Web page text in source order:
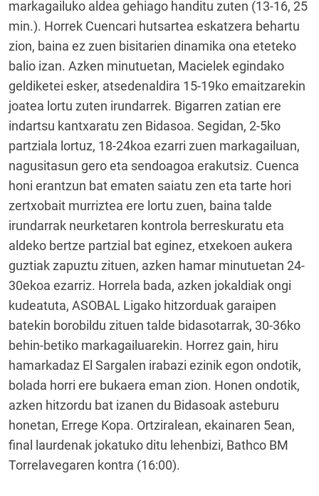
markagailuko aldea gehiago handitu zuten (13-16, 25
min.). Horrek Cuencari hutsartea eskatzera behartu
zion, baina ez zuen bisitarien dinamika ona eteteko
balio izan. Azken minutuetan, Macielek egindako
geldiketei esker, atsedenaldira 15-19ko emaitzarekin
joatea lortu zuten irundarrek. Bigarren zatian ere
indartsu kantxaratu zen Bidasoa. Segidan, 2-5ko
partziala lortuz, 18-24koa ezarri zuen markagailuan,
nagusitasun gero eta sendoagoa erakutsiz. Cuenca
honi erantzun bat ematen saiatu zen eta tarte hori
zertxobait murriztea ere lortu zuen, baina talde
irundarrak neurketaren kontrola berreskuratu eta
aldeko bertze partzial bat eginez, etxekoen aukera
guztiak zapuztu zituen, azken hamar minutuetan 24-
30ekoa ezarriz. Horrela bada, azken jokaldiak ongi
kudeatuta, ASOBAL Ligako hitzorduak garaipen
batekin borobildu zituen talde bidasotarrak, 30-36ko
behin-betiko markagailuarekin. Horrez gain, hiru
hamarkadaz El Sargalen irabazi ezinik egon ondotik,
bolada horri ere bukaera eman zion. Honen ondotik,
azken hitzordu bat izanen du Bidasoak asteburu
honetan, Errege Kopa. Ortziralean, ekainaren 5ean,
final laurdenak jokatuko ditu lehenbizi, Bathco BM
Torrelavegaren kontra (16:00).